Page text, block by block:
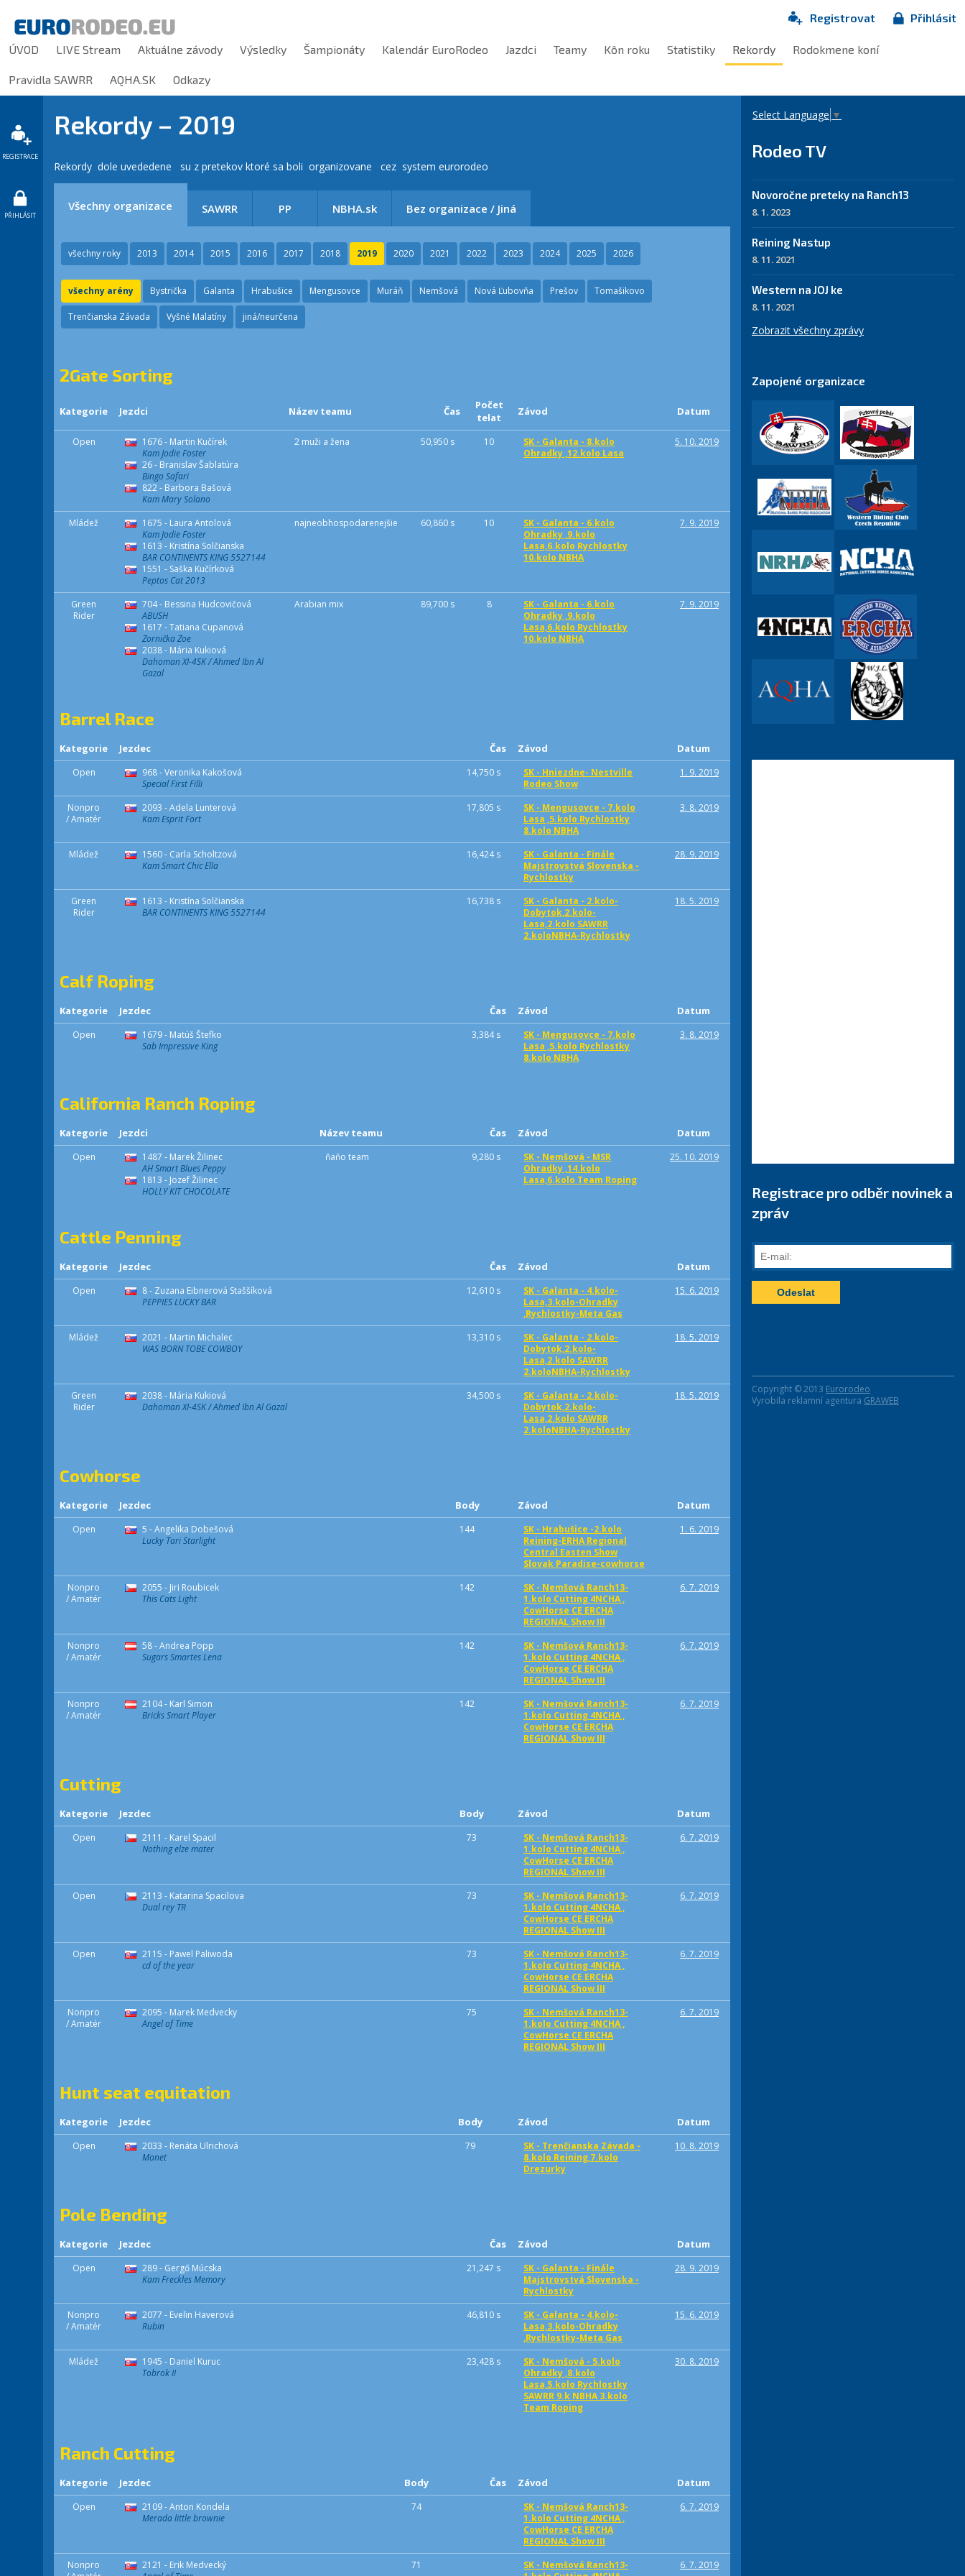
Registrovat Přihlásit
ÚVOD LIVE Stream Aktuálne závody Výsledky Šampionáty Kalendár EuroRodeo Jazdci Teamy Kôn roku Statistiky Rekordy Rodokmene koní
Pravidla SAWRR AQHA.SK Odkazy
REGISTRACE
PŘIHLÁSIT
Rekordy – 2019
Rekordy dole uvededene su z pretekov ktoré sa boli organizovane cez system eurorodeo
Všechny organizace SAWRR PP NBHA.sk Bez organizace / Jiná
všechny roky 2013 2014 2015 2016 2017 2018 2019 2020 2021 2022 2023 2024 2025 2026
všechny arény Bystrička Galanta Hrabušice Mengusovce Muráň Nemšová Nová Ľubovňa Prešov Tomašikovo
Trenčianska Závada Vyšné Malatíny jiná/neurčena
2Gate Sorting
Kategorie Jezdci Název teamu Čas
Počet
telat
Závod Datum
Open
1676 - Martin Kučírek
Kam Jodie Foster
26 - Branislav Šablatúra
Bingo Safari
822 - Barbora Bašová
Kam Mary Solano
2 muži a žena 50,950 s 10
SK - Galanta - 8.kolo
Ohradky ,12.kolo Lasa
5. 10. 2019
Mládež
1675 - Laura Antolová
Kam Jodie Foster
1613 - Kristína Solčianska
BAR CONTINENTS KING 5527144
1551 - Saška Kučírková
Peptos Cat 2013
najneobhospodarenejšie 60,860 s 10
SK - Galanta - 6.kolo
Ohradky ,9.kolo
Lasa,6.kolo Rychlostky
10.kolo NBHA
7. 9. 2019
Green
Rider
704 - Bessina Hudcovičová
ABUSH
1617 - Tatiana Cupanová
Zornička Zoe
2038 - Mária Kukiová
Dahoman XI-4SK / Ahmed Ibn Al
Gazal
Arabian mix 89,700 s 8
SK - Galanta - 6.kolo
Ohradky ,9.kolo
Lasa,6.kolo Rychlostky
10.kolo NBHA
7. 9. 2019
Barrel Race
Kategorie Jezdec Čas Závod Datum
Open
968 - Veronika Kakošová
Special First Filli
14,750 s
SK - Hniezdne- Nestville
Rodeo Show
1. 9. 2019
Nonpro
/ Amatér
2093 - Adela Lunterová
Kam Esprit Fort
17,805 s
SK - Mengusovce - 7.kolo
Lasa ,5.kolo Rychlostky
8.kolo NBHA
3. 8. 2019
Mládež
1560 - Carla Scholtzová
Kam Smart Chic Ella
16,424 s
SK - Galanta - Finále
Majstrovstvá Slovenska -
Rychlostky
28. 9. 2019
Green
Rider
1613 - Kristína Solčianska
BAR CONTINENTS KING 5527144
16,738 s
SK - Galanta - 2.kolo-
Dobytok,2.kolo-
Lasa,2.kolo SAWRR
2.koloNBHA-Rychlostky
18. 5. 2019
Calf Roping
Kategorie Jezdec Čas Závod Datum
Open
1679 - Matúš Štefko
Sab Impressive King
3,384 s
SK - Mengusovce - 7.kolo
Lasa ,5.kolo Rychlostky
8.kolo NBHA
3. 8. 2019
California Ranch Roping
Kategorie Jezdci Název teamu Čas Závod Datum
Open
1487 - Marek Žilinec
AH Smart Blues Peppy
1813 - Jozef Žilinec
HOLLY KIT CHOCOLATE
ňaňo team 9,280 s
SK - Nemšová - MSR
Ohradky ,14.kolo
Lasa,6.kolo Team Roping
25. 10. 2019
Cattle Penning
Kategorie Jezdec Čas Závod Datum
Open
8 - Zuzana Eibnerová Staššíková
PEPPIES LUCKY BAR
12,610 s
SK - Galanta - 4.kolo-
Lasa,3.kolo-Ohradky
,Rychlostky-Meta Gas
15. 6. 2019
Mládež
2021 - Martin Michalec
WAS BORN TOBE COWBOY
13,310 s
SK - Galanta - 2.kolo-
Dobytok,2.kolo-
Lasa,2.kolo SAWRR
2.koloNBHA-Rychlostky
18. 5. 2019
Green
Rider
2038 - Mária Kukiová
Dahoman XI-4SK / Ahmed Ibn Al Gazal
34,500 s
SK - Galanta - 2.kolo-
Dobytok,2.kolo-
Lasa,2.kolo SAWRR
2.koloNBHA-Rychlostky
18. 5. 2019
Cowhorse
Kategorie Jezdec Body Závod Datum
Open
5 - Angelika Dobešová
Lucky Tari Starlight
144
SK - Hrabušice -2.kolo
Reining-ERHA Regional
Central Easten Show
Slovak Paradise-cowhorse
1. 6. 2019
Nonpro
/ Amatér
2055 - Jiri Roubicek
This Cats Light
142
SK - Nemšová Ranch13-
1.kolo Cutting 4NCHA ,
CowHorse CE ERCHA
REGIONAL Show III
6. 7. 2019
Nonpro
/ Amatér
58 - Andrea Popp
Sugars Smartes Lena
142
SK - Nemšová Ranch13-
1.kolo Cutting 4NCHA ,
CowHorse CE ERCHA
REGIONAL Show III
6. 7. 2019
Nonpro
/ Amatér
2104 - Karl Simon
Bricks Smart Player
142
SK - Nemšová Ranch13-
1.kolo Cutting 4NCHA ,
CowHorse CE ERCHA
REGIONAL Show III
6. 7. 2019
Cutting
Kategorie Jezdec Body Závod Datum
Open
2111 - Karel Spacil
Nothing elze mater
73
SK - Nemšová Ranch13-
1.kolo Cutting 4NCHA ,
CowHorse CE ERCHA
REGIONAL Show III
6. 7. 2019
Open
2113 - Katarina Spacilova
Dual rey TR
73
SK - Nemšová Ranch13-
1.kolo Cutting 4NCHA ,
CowHorse CE ERCHA
REGIONAL Show III
6. 7. 2019
Open
2115 - Pawel Paliwoda
cd of the year
73
SK - Nemšová Ranch13-
1.kolo Cutting 4NCHA ,
CowHorse CE ERCHA
REGIONAL Show III
6. 7. 2019
Nonpro
/ Amatér
2095 - Marek Medvecky
Angel of Time
75
SK - Nemšová Ranch13-
1.kolo Cutting 4NCHA ,
CowHorse CE ERCHA
REGIONAL Show III
6. 7. 2019
Hunt seat equitation
Kategorie Jezdec Body Závod Datum
Open
2033 - Renáta Ulrichová
Monet
79
SK - Trenčianska Závada -
8.kolo Reining,7.kolo
Drezurky
10. 8. 2019
Pole Bending
Kategorie Jezdec Čas Závod Datum
Open
289 - Gergő Múcska
Kam Freckles Memory
21,247 s
SK - Galanta - Finále
Majstrovstvá Slovenska -
Rychlostky
28. 9. 2019
Nonpro
/ Amatér
2077 - Evelin Haverová
Rubin
46,810 s
SK - Galanta - 4.kolo-
Lasa,3.kolo-Ohradky
,Rychlostky-Meta Gas
15. 6. 2019
Mládež
1945 - Daniel Kuruc
Tobrok II
23,428 s
SK - Nemšová - 5.kolo
Ohradky ,8.kolo
Lasa,5.kolo Rychlostky
SAWRR 9.k NBHA 3.kolo
Team Roping
30. 8. 2019
Ranch Cutting
Kategorie Jezdec Body Čas Závod Datum
Open
2109 - Anton Kondela
Merada little brownie
74
SK - Nemšová Ranch13-
1.kolo Cutting 4NCHA ,
CowHorse CE ERCHA
REGIONAL Show III
6. 7. 2019
Nonpro
2121 - Erik Medvecký
71
SK - Nemšová Ranch13-
6. 7. 2019
Select Language ▼
Rodeo TV
Novoročne preteky na Ranch13
8. 1. 2023
Reining Nastup
8. 11. 2021
Western na JOJ ke
8. 11. 2021
Zobrazit všechny zprávy
Zapojené organizace
Registrace pro odběr novinek a
zpráv
E-
mail:
Copyright © 2013 Eurorodeo
Vyrobila reklamní agentura GRAWEB